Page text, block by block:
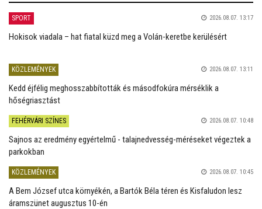
SPORT 2026.08.07. 13:17
Hokisok viadala – hat fiatal küzd meg a Volán-keretbe kerülésért
KÖZLEMÉNYEK 2026.08.07. 13:11
Kedd éjfélig meghosszabbították és másodfokúra mérséklik a
hőségriasztást
FEHÉRVÁRI SZÍNES 2026.08.07. 10:48
Sajnos az eredmény egyértelmű - talajnedvesség-méréseket végeztek a
parkokban
KÖZLEMÉNYEK 2026.08.07. 10:45
A Bem József utca környékén, a Bartók Béla téren és Kisfaludon lesz
áramszünet augusztus 10-én